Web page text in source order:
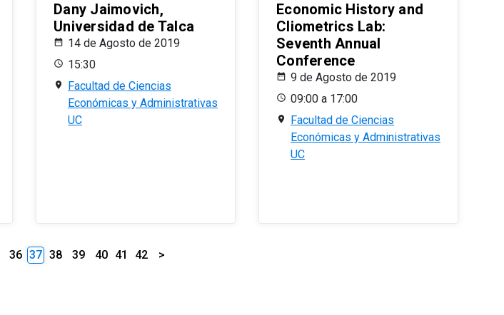
Dany Jaimovich,
Universidad de Talca
14 de Agosto de 2019
15:30
Facultad de Ciencias
Económicas y Administrativas
UC
Economic History and
Cliometrics Lab:
Seventh Annual
Conference
9 de Agosto de 2019
09:00 a 17:00
Facultad de Ciencias
Económicas y Administrativas
UC
36 37 38 39 40 41 42 >